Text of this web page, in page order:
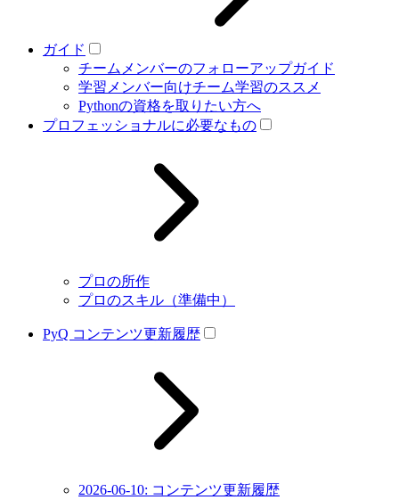
ガイド
チームメンバーのフォローアップガイド
学習メンバー向けチーム学習のススメ
Pythonの資格を取りたい方へ
プロフェッショナルに必要なもの
プロの所作
プロのスキル（準備中）
PyQ コンテンツ更新履歴
2026-06-10: コンテンツ更新履歴